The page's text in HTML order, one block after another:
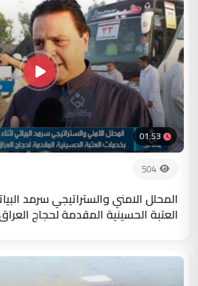
01:53
504
المحلل الامني والستراتيجي سرمد
العتبة الحسينية المقدمة لحجاج